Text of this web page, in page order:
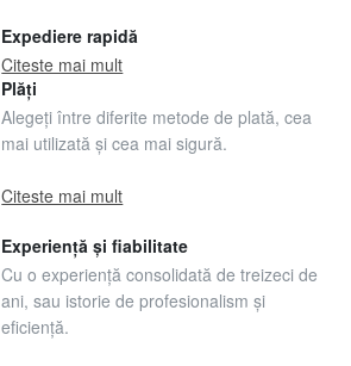
Expediere rapidă
Citeste mai mult
Plăți
Alegeți între diferite metode de plată, cea
mai utilizată și cea mai sigură.
Citeste mai mult
Experiență și fiabilitate
Cu o experiență consolidată de treizeci de
ani, sau istorie de profesionalism și
eficiență.